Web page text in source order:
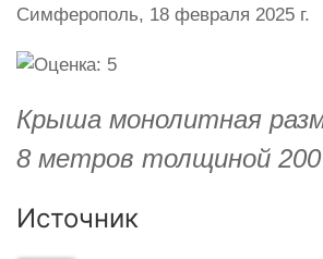
Симферополь, 18 февраля 2025 г.
Крыша монолитная
8 метров толщиной
Источник